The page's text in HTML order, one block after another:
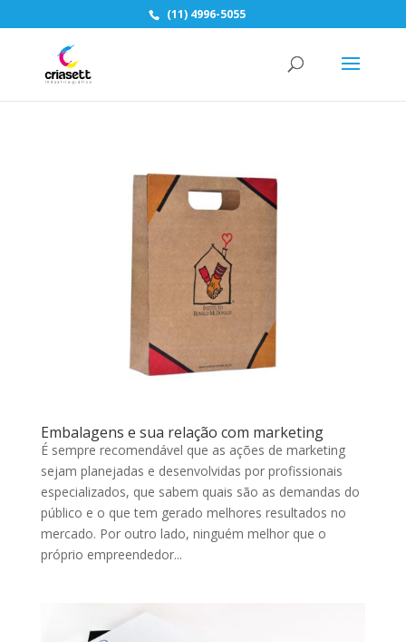
(11) 4996-5055
Embalagens e sua relação com marketing
É sempre recomendável que as ações de marketing
sejam planejadas e desenvolvidas por profissionais
especializados, que sabem quais são as demandas do
público e o que tem gerado melhores resultados no
mercado. Por outro lado, ninguém melhor que o
próprio empreendedor...